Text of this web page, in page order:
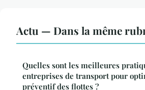
Actu — Dans la même
Quelles sont les meilleures
entreprises de transport pour
préventif des flottes ?